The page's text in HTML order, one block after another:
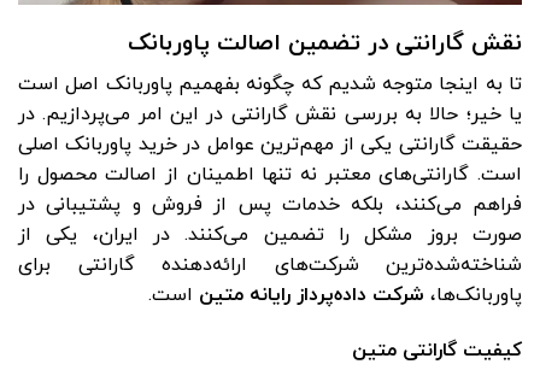
نقش گارانتی در تضمین اصالت پاوربانک
تا به اینجا متوجه شدیم که چگونه بفهمیم پاوربانک اصل است
یا خیر؛ حالا به بررسی نقش گارانتی در این امر می‌پردازیم. در
حقیقت گارانتی یکی از مهم‌ترین عوامل در خرید پاوربانک اصلی
است. گارانتی‌های معتبر نه تنها اطمینان از اصالت محصول را
فراهم می‌کنند، بلکه خدمات پس از فروش و پشتیبانی در
صورت بروز مشکل را تضمین می‌کنند. در ایران، یکی از
شناخته‌شده‌ترین شرکت‌های ارائه‌دهنده گارانتی برای
پاوربانک‌ها، شرکت داده‌پرداز رایانه متین است.
کیفیت گارانتی متین